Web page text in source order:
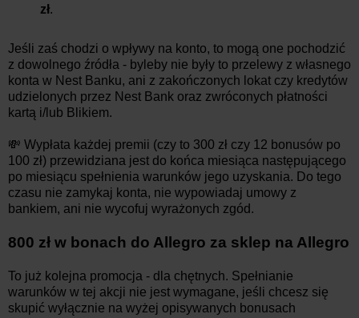
zł.
Jeśli zaś chodzi o wpływy na konto, to mogą one pochodzić
z dowolnego źródła - byleby nie były to przelewy z własnego
konta w Nest Banku, ani z zakończonych lokat czy kredytów
udzielonych przez Nest Bank oraz zwróconych płatności
kartą i/lub Blikiem.
💸 Wypłata każdej premii (czy to 300 zł czy 12 bonusów po
100 zł) przewidziana jest do końca miesiąca następującego
po miesiącu spełnienia warunków jego uzyskania. Do tego
czasu nie zamykaj konta, nie wypowiadaj umowy z
bankiem, ani nie wycofuj wyrażonych zgód.
800 zł w bonach do Allegro za sklep na Allegro
To już kolejna promocja - dla chętnych. Spełnianie
warunków w tej akcji nie jest wymagane, jeśli chcesz się
skupić wyłącznie na wyżej opisywanych bonusach